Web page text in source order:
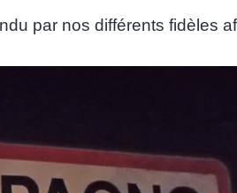
par nos différents fidèles